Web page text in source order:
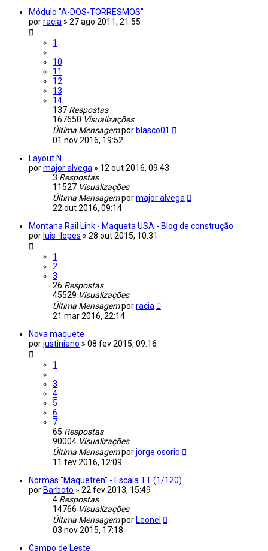
Módulo "A-DOS-TORRESMOS"
porracia » 27 ago 2011, 21:55
1
10
11
12
13
14
137 Respostas
167650 Visualizações
Última Mensagempor blasco01
01 nov 2016, 19:52
Layout N
pormajor alvega » 12 out 2016, 09:43
3 Respostas
11527 Visualizações
Última Mensagempormajor alvega
22 out 2016, 09:14
Montana Rail Link - Maqueta USA - Blog de construção
por luis_lopes » 28 out 2015, 10:31
1
2
3
26 Respostas
45529 Visualizações
Última Mensagemporracia
21 mar 2016, 22:14
Nova maquete
porjustiniano » 08 fev 2015, 09:16
1
3
4
5
6
7
65 Respostas
90004 Visualizações
Última Mensagemporjorge osorio
11 fev 2016, 12:09
Normas "Maquetren" - Escala TT (1/120)
por Barboto » 22 fev 2013, 15:49
4 Respostas
14766 Visualizações
Última Mensagempor Leonel
03 nov 2015, 17:18
Campo de Leste